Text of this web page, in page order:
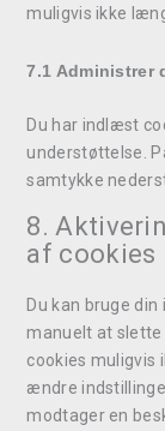
muligvis ikke
7.1 Administrer
Du har indlæst
understøttelse.
samtykke
8.
af cookies
Du kan bruge
manuelt at slette
cookies muligvis
ændre
modtager en